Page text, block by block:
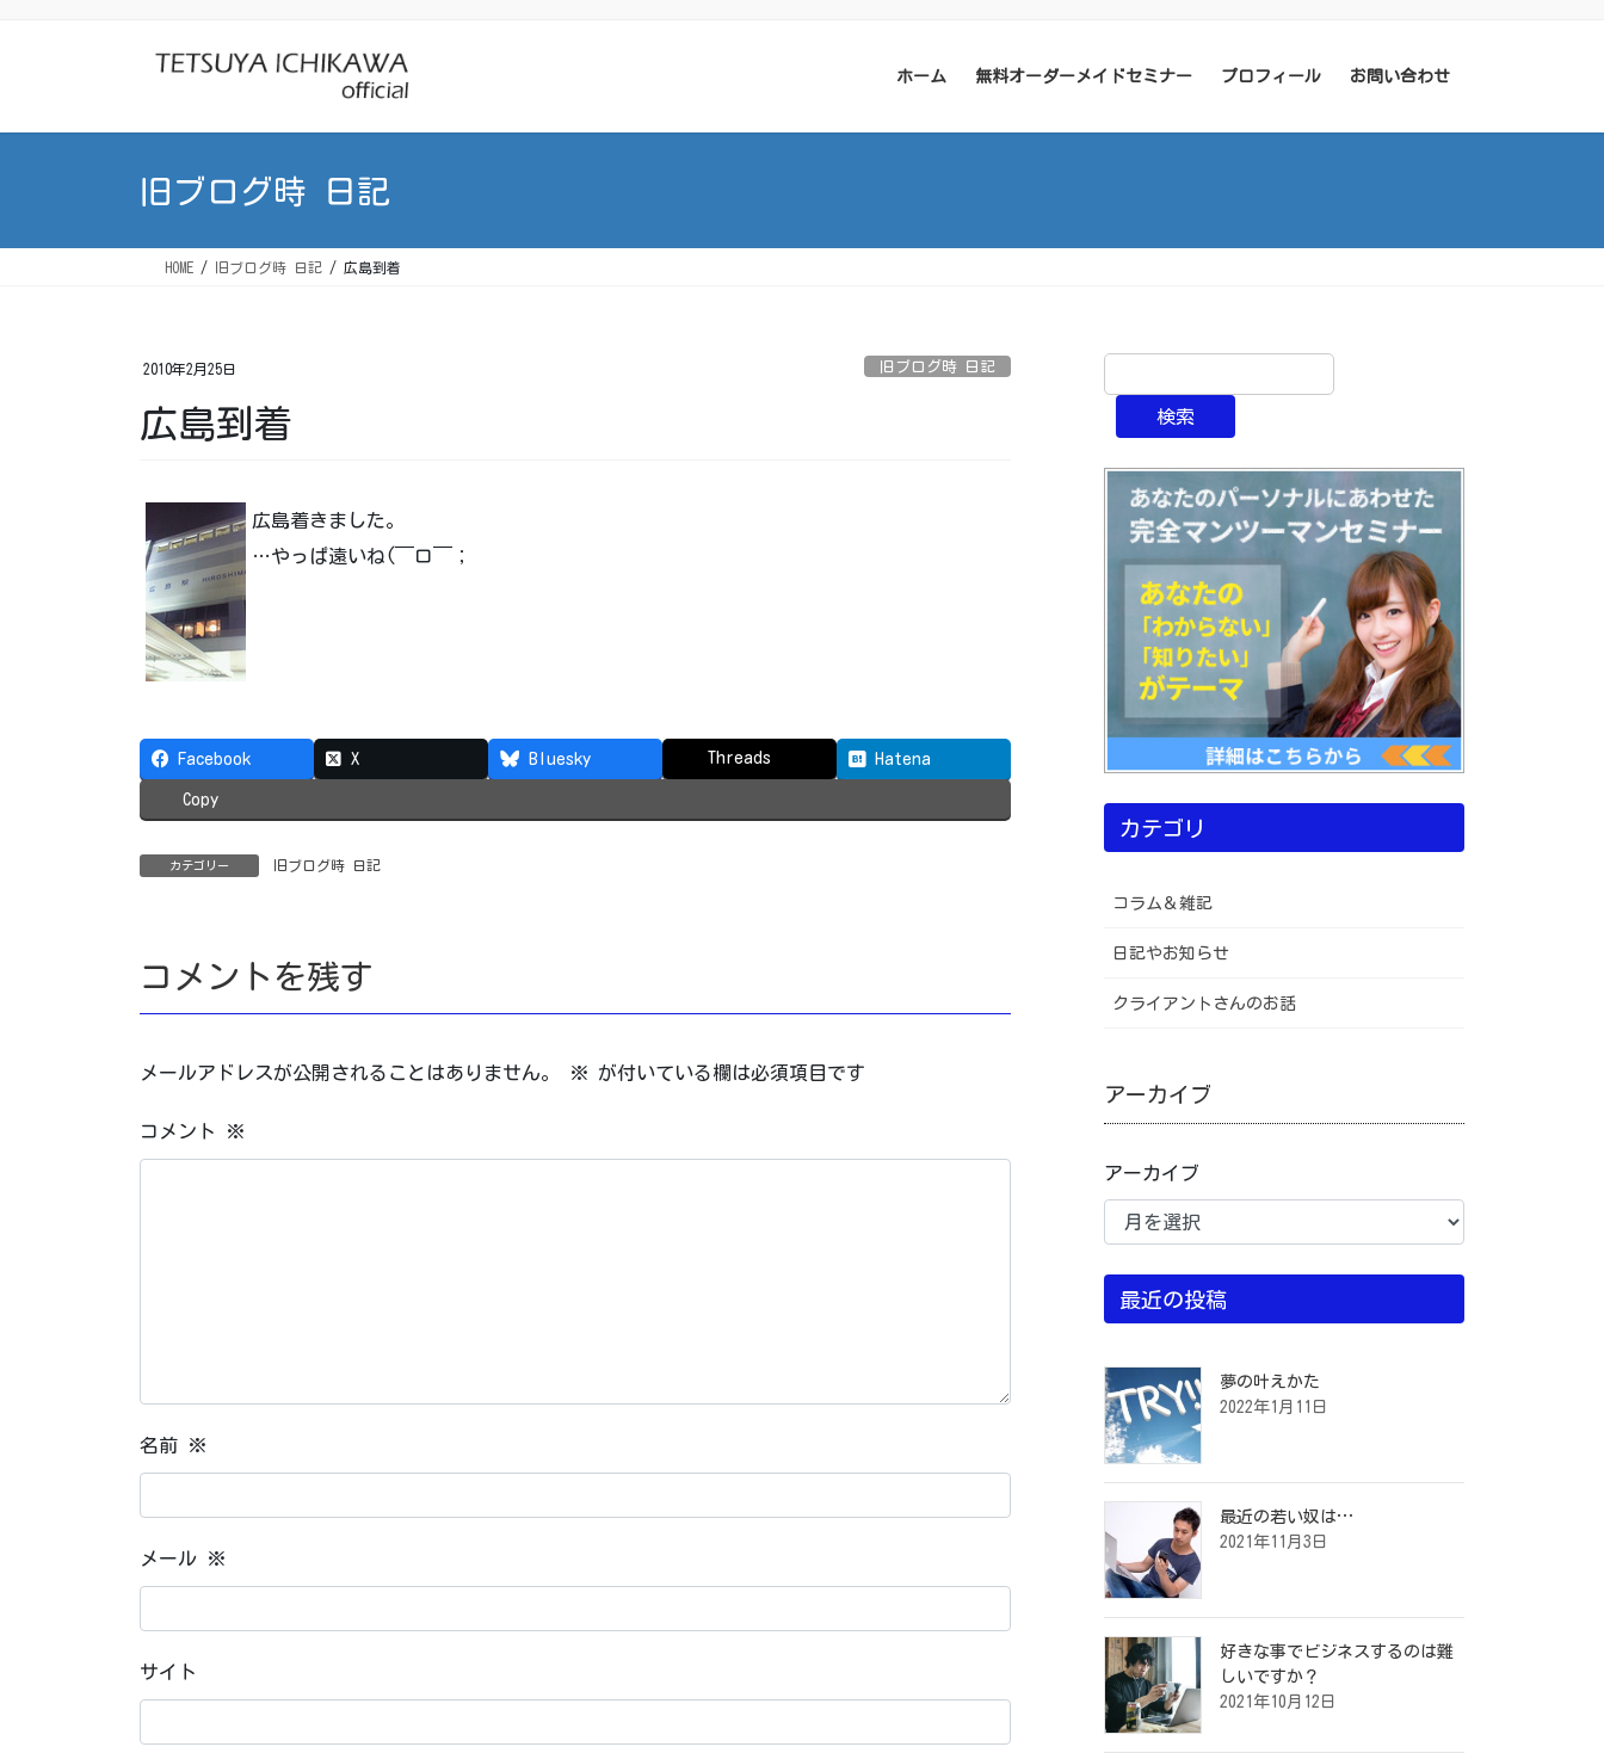
ホーム 無料オーダーメイドセミナー プロフィール お問い合わせ
旧ブログ時 日記
HOME 旧ブログ時 日記 広島到着
2010年2月25日 旧ブログ時 日記
広島到着
広島着きました。
…やっぱ遠いね(￣ロ￣；
Facebook X Bluesky Threads Hatena
Copy
カテゴリー 旧ブログ時 日記
コメントを残す
メールアドレスが公開されることはありません。 ※ が付いている欄は必須項目です
コメント ※
名前 ※
メール ※
サイト
検索
カテゴリ
コラム＆雑記
日記やお知らせ
クライアントさんのお話
アーカイブ
アーカイブ
最近の投稿
夢の叶えかた
2022年1月11日
最近の若い奴は…
2021年11月3日
好きな事でビジネスするのは難
しいですか？
2021年10月12日